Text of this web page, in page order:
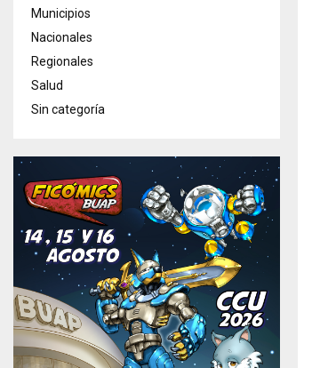
Municipios
Nacionales
Regionales
Salud
Sin categoría